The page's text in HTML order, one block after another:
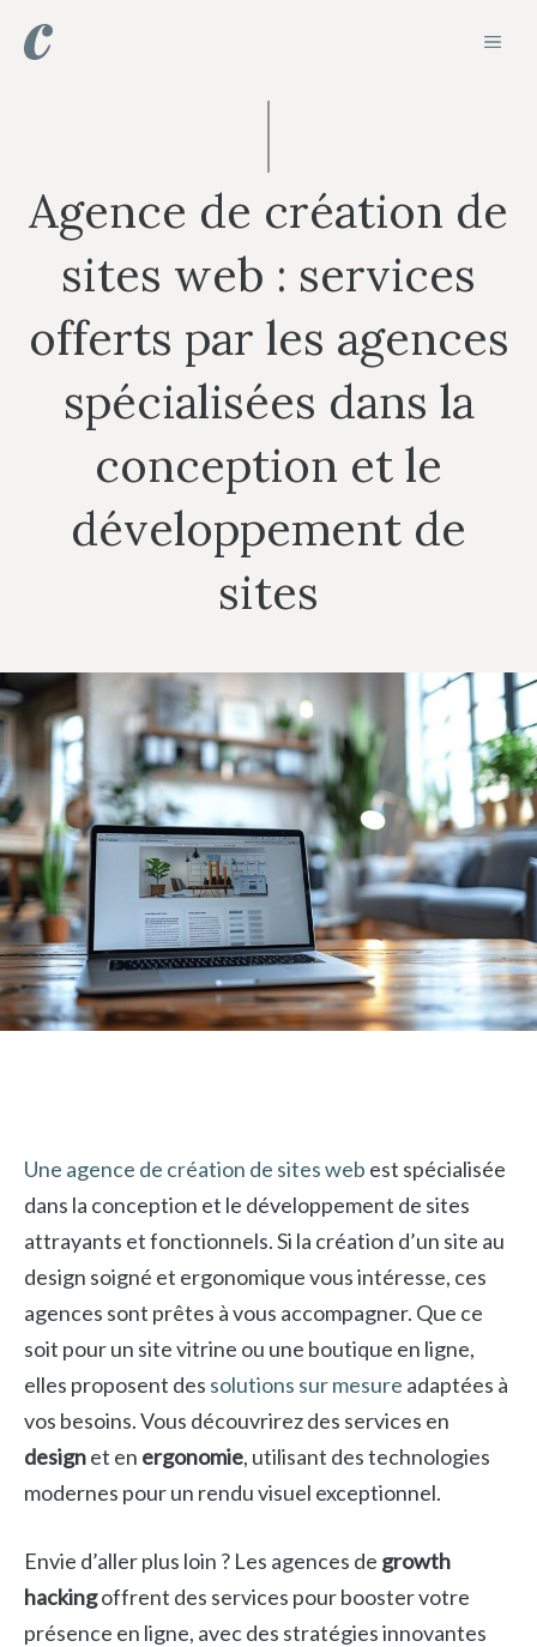
Agence de création de
sites web : services
offerts par les agences
spécialisées dans la
conception et le
développement de
sites
Une agence de création de sites web est spécialisée
dans la conception et le développement de sites
attrayants et fonctionnels. Si la création d’un site au
design soigné et ergonomique vous intéresse, ces
agences sont prêtes à vous accompagner. Que ce
soit pour un site vitrine ou une boutique en ligne,
elles proposent des solutions sur mesure adaptées à
vos besoins. Vous découvrirez des services en
designet en ergonomie, utilisant des technologies
modernes pour un rendu visuel exceptionnel.
Envie d’aller plus loin ? Les agences de growth
hackingoffrent des services pour booster votre
présence en ligne, avec des stratégies innovantes